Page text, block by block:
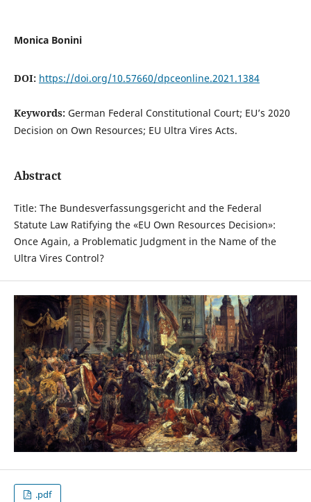
Monica Bonini
DOI: https://doi.org/10.57660/dpceonline.2021.1384
Keywords: German Federal Constitutional Court; EU’s 2020
Decision on Own Resources; EU Ultra Vires Acts.
Abstract
Title: The Bundesverfassungsgericht and the Federal
Statute Law Ratifying the «EU Own Resources Decision»:
Once Again, a Problematic Judgment in the Name of the
Ultra Vires Control?
.pdf